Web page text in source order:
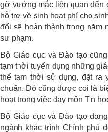
gỡ vướng mắc liên quan đến
hỗ trợ về sinh hoạt phí cho
đổi sẽ hoàn thành trong năm
sư phạm.
Bộ Giáo dục và Đào tạo
tạm thời tuyển dụng những
thể tạm thời sử dụng, đặt ra
chuẩn. Đó cũng được coi là
hoạt trong việc dạy môn Tin
Bộ Giáo dục và Đào tạo
ngành khác trình Chính phủ